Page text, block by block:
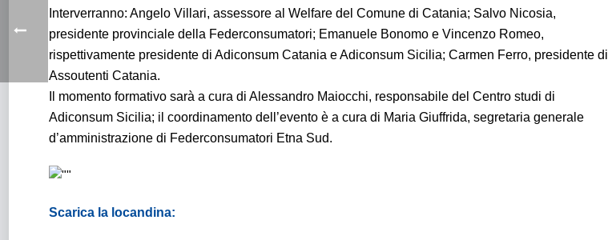
Interverranno: Angelo Villari, assessore al Welfare del Comune di Catania; Salvo Nicosia,
presidente provinciale della Federconsumatori; Emanuele Bonomo e Vincenzo Romeo,
rispettivamente presidente di Adiconsum Catania e Adiconsum Sicilia; Carmen Ferro, presidente di
Assoutenti Catania.
Il momento formativo sarà a cura di Alessandro Maiocchi, responsabile del Centro studi di
Adiconsum Sicilia; il coordinamento dell’evento è a cura di Maria Giuffrida, segretaria generale
d’amministrazione di Federconsumatori Etna Sud.
Scarica la locandina: